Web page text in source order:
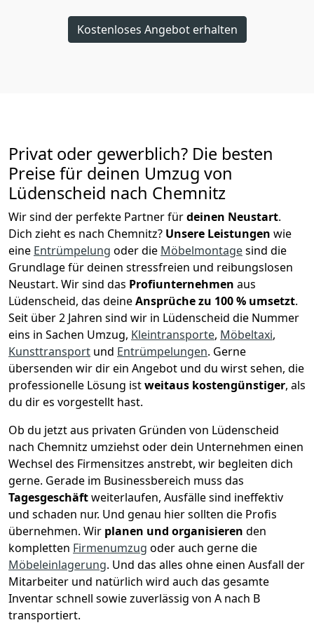
Kostenloses Angebot erhalten
Privat oder gewerblich? Die besten
Preise für deinen Umzug von
Lüdenscheid nach Chemnitz
Wir sind der perfekte Partner fürdeinen Neustart.
Dich zieht es nach Chemnitz? Unsere Leistungen wie
eine Entrümpelung oder die Möbelmontagesind die
Grundlage für deinen stressfreien und reibungslosen
Neustart. Wir sind das Profiunternehmen aus
Lüdenscheid, das deineAnsprüche zu 100 % umsetzt.
Seit über 2 Jahren sind wir in Lüdenscheid die Nummer
eins in Sachen Umzug, Kleintransporte, Möbeltaxi,
Kunsttransport und Entrümpelungen. Gerne
übersenden wir dir ein Angebot und du wirst sehen, die
professionelle Lösung istweitaus kostengünstiger, als
du dir es vorgestellt hast.
Ob du jetzt aus privaten Gründen von Lüdenscheid
nach Chemnitz umziehst oder dein Unternehmen einen
Wechsel des Firmensitzes anstrebt, wir begleiten dich
gerne. Gerade im Businessbereich muss das
Tagesgeschäftweiterlaufen, Ausfälle sind ineffektiv
und schaden nur. Und genau hier sollten die Profis
übernehmen. Wir planen und organisieren den
kompletten Firmenumzug oder auch gerne die
Möbeleinlagerung. Und das alles ohne einen Ausfall der
Mitarbeiter und natürlich wird auch das gesamte
Inventar schnell sowie zuverlässig von A nach B
transportiert.